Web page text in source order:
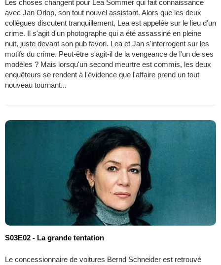
Les choses changent pour Lea Sommer qui fait connaissance
avec Jan Orlop, son tout nouvel assistant. Alors que les deux
collègues discutent tranquillement, Lea est appelée sur le lieu d'un
crime. Il s'agit d'un photographe qui a été assassiné en pleine
nuit, juste devant son pub favori. Lea et Jan s'interrogent sur les
motifs du crime. Peut-être s'agit-il de la vengeance de l'un de ses
modèles ? Mais lorsqu'un second meurtre est commis, les deux
enquêteurs se rendent à l'évidence que l'affaire prend un tout
nouveau tournant...
S03E02 - La grande tentation
Le concessionnaire de voitures Bernd Schneider est retrouvé